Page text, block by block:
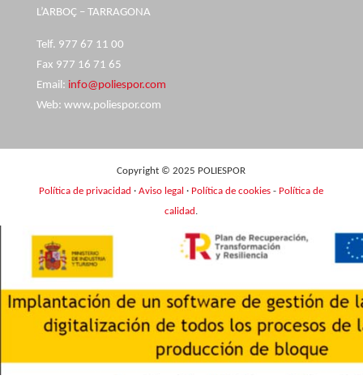
L’ARBOÇ – TARRAGONA
Telf. 977 67 11 00
Fax 977 16 71 65
Email: info@poliespor.com
Web: www.poliespor.com
Copyright © 2025 POLIESPOR
Política de privacidad ·Aviso legal · Política de cookies - Política de
calidad .